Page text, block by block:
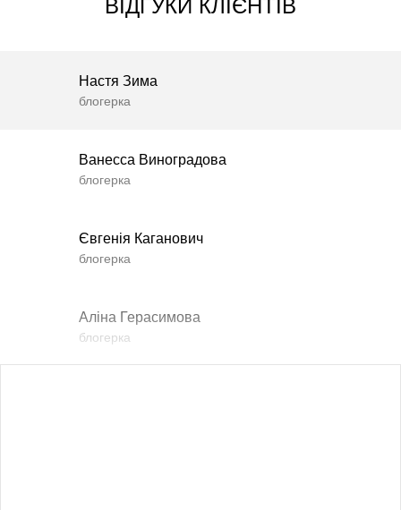
ВІДГУКИ КЛІЄНТІВ
Настя Зима
блогерка
Ванесса Виноградова
блогерка
Євгенія Каганович
блогерка
Аліна Герасимова
блогерка